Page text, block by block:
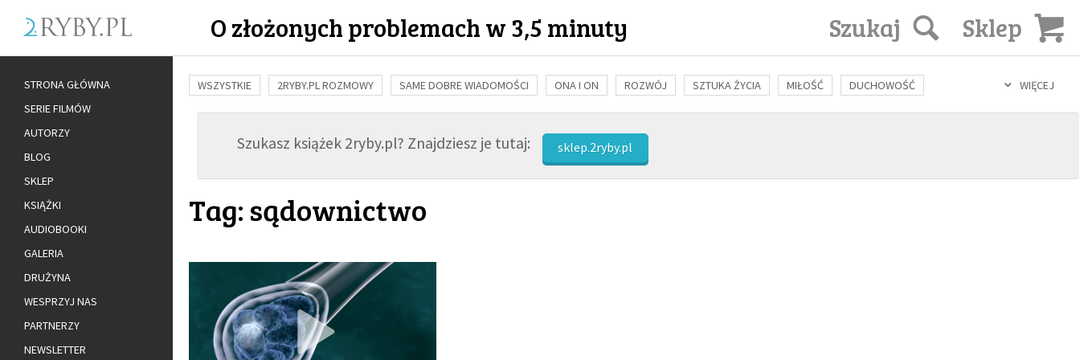
O złożonych problemach w 3,5 minuty Sklep
Szukaj
WIĘCEJ
WSZYSTKIE 2RYBY.PL ROZMOWY SAME DOBRE WIADOMOŚCI ONA I ON ROZWÓJ SZTUKA ŻYCIA MIŁOŚĆ DUCHOWOŚĆ
BUDOWANIE WIĘZI RODZINA NAUKA BIBLIA KOBIETA MĘŻCZYZNA RELIGIE FILOZOFIA KULTURA ŚWIĘCI SEKS IN VITRO
ADOPCJASzukasz książek 2ryby.pl? Znajdziesz je tutaj: sklep.2ryby.pl
Tag: sądownictwo
STRONA GŁÓWNA
SERIE FILMÓW
AUTORZY
BLOG
SKLEP
KSIĄŻKI
AUDIOBOOKI
GALERIA
DRUŻYNA
WESPRZYJ NAS
PARTNERZY
NEWSLETTER